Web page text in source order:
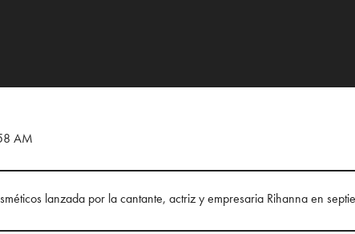
AM
lanzada por la cantante, actriz y empresaria Rihanna en